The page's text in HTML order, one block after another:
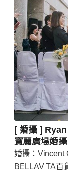
[ 婚攝 ]
寶麗廣場婚攝
婚攝：Vincent
BELLAVITA百